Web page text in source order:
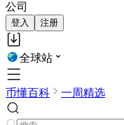
公司
登入 注册
全球站
币懂百科 一周精选